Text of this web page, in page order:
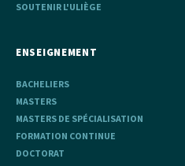
SOUTENIR L'ULIÈGE
ENSEIGNEMENT
BACHELIERS
MASTERS
MASTERS DE SPÉCIALISATION
FORMATION CONTINUE
DOCTORAT